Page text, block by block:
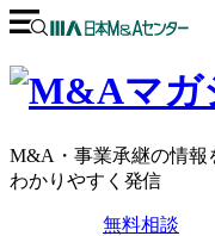
M&A・事業承継の情報
わかりやすく発信
無料相談